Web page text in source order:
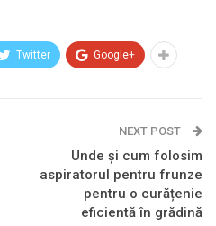
Twitter Google+
NEXT POST
Unde și cum folosim
aspiratorul pentru frunze
pentru o curățenie
eficientă în grădină